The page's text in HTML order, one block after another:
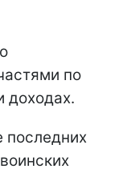
по
доходах.
последних